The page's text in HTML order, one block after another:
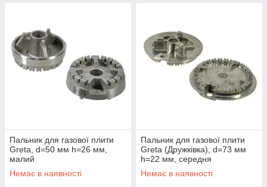
Пальник для газової плити
Greta, d=50 мм h=26 мм,
малий
Немає в наявності
Пальник для газової плити
Greta (Дружківка), d=73 мм
h=22 мм, середня
Немає в наявності